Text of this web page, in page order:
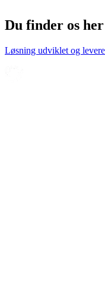
Du finder os her
Løsning udviklet og